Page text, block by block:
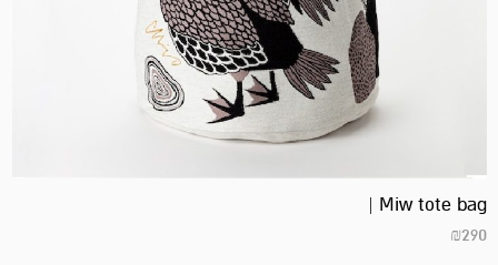
Miw tote bag |
₪290